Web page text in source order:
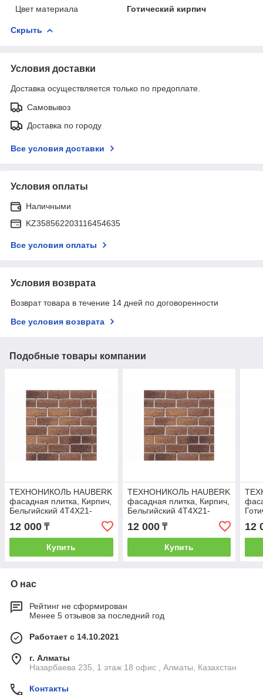
Цвет материала Готический кирпич
Скрыть
Условия доставки
Доставка осуществляется только по предоплате.
Самовывоз
Доставка по городу
Все условия доставки
Условия оплаты
Наличными
KZ358562203116454635
Все условия оплаты
Условия возврата
Возврат товара в течение 14 дней по договоренности
Все условия возврата
Подобные товары компании
ТЕХНОНИКОЛЬ HAUBERK
фасадная плитка, Кирпич,
Бельгийский 4T4X21-
0109RUS
12 000 ₸
Купить
ТЕХНОНИКОЛЬ HAUBERK
фасадная плитка, Кирпич,
Бельгийский 4T4X21-
9009RUS
12 000₸
Купить
12
О нас
Рейтинг не сформирован
Менее 5 отзывов за последний год
Работает с 14.10.2021
г. Алматы
Назарбаева 235, 1 этаж 18 офис , Алматы, Казахстан
Контакты